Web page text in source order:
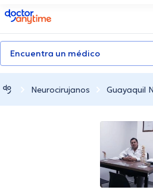
doctoranytime
Encuentra un médico
Neurocirujanos Guayaquil